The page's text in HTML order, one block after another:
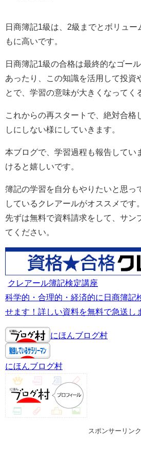
日商簿記1級は、2級までとボリュー
もに高いです。
日商簿記1級の合格は最終的なゴー
あったり、この知識を活用して投資
とで、学習の意味が大きくなってく
これからの再スタートで、絶対合格
しにしない様にしていきます。
本ブログで、学習過程も報告してい
けると嬉しいです。
簿記の学習を自分もやりたいと思っ
しているクレアールがオススメです。
先ずは無料で資料請求をして、サン
てください。
クレアール簿記検定講座
科学的・合理的・経済的に日商簿記
せます！詳しい資料を無料で急送し
にほんブログ村
にほんブログ村
スポンサーリンク